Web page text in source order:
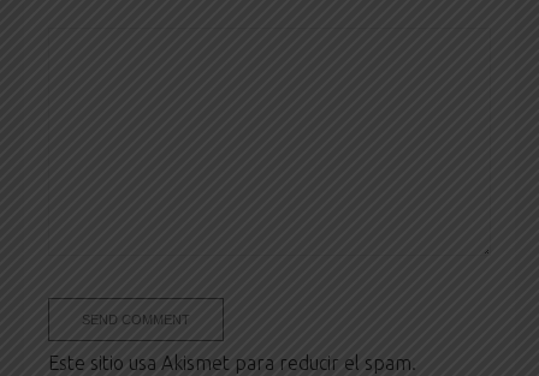
Este sitio usa Akismet para reducir el spam.